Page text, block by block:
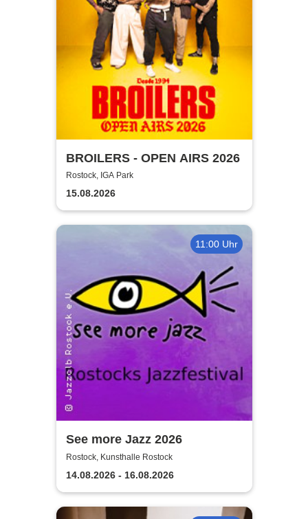
BROILERS - OPEN AIRS 2026
Rostock, IGA Park
15.08.2026
11:00 Uhr
See more Jazz 2026
Rostock, Kunsthalle Rostock
14.08.2026 - 16.08.2026